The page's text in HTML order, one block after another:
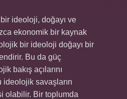
ideoloji, doğayı ve
ekonomik bir kaynak
bir ideoloji doğayı bir
Bu da güç
bakış açılarını
savaşların
olabilir. Bir toplumda